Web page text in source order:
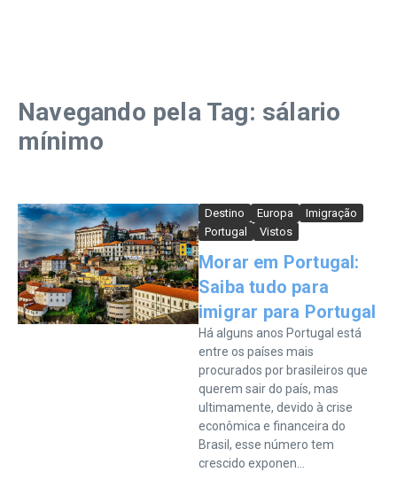
Navegando pela Tag: sálario
mínimo
Destino Europa
Imigração
Portugal
Vistos
Morar em Portugal:
Saiba tudo para
imigrar para Portugal
Há alguns anos Portugal está
entre os países mais
procurados por brasileiros que
querem sair do país, mas
ultimamente, devido à crise
econômica e financeira do
Brasil, esse número tem
crescido exponen...